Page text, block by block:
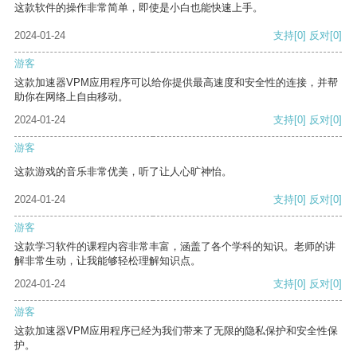
这款软件的操作非常简单，即使是小白也能快速上手。
2024-01-24 支持[0] 反对[0]
游客
这款加速器VPM应用程序可以给你提供最高速度和安全性的连接，并帮
助你在网络上自由移动。
2024-01-24
支持[0] 反对[0]
游客
这款游戏的音乐非常优美，听了让人心旷神怡。
2024-01-24 支持[0] 反对[0]
游客
这款学习软件的课程内容非常丰富，涵盖了各个学科的知识。老师的讲
解非常生动，让我能够轻松理解知识点。
2024-01-24
支持[0] 反对[0]
游客
这款加速器VPM应用程序已经为我们带来了无限的隐私保护和安全性保
护。